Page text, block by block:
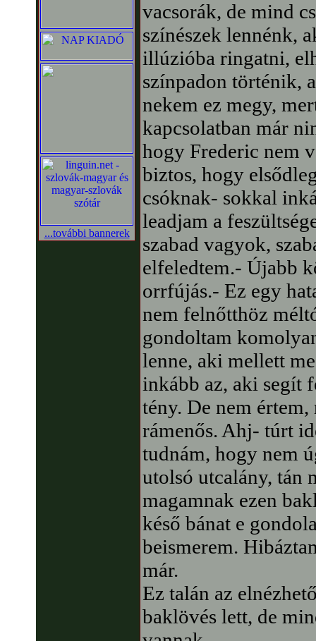
...további bannerek
vacsorák, de mind
színészek lennénk,
illúzióba ringatni,
színpadon történik,
nekem ez megy,
kapcsolatban már
hogy Frederic nem
biztos, hogy
csóknak- sokkal
leadjam a
szabad vagyok,
elfeledtem.- Újabb
orrfújás.- Ez egy
nem felnőtthöz
gondoltam
lenne, aki mellett
inkább az, aki segít
tény. De nem
rámenős. Ahj- túrt
tudnám, hogy nem
utolsó utcalány, tán
magamnak ezen
késő bánat e
beismerem.
már.
Ez talán az
baklövés lett, de